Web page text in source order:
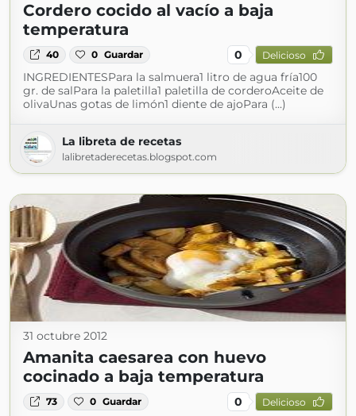
Cordero cocido al vacío a baja
temperatura
40 0 Guardar 0 Delicioso
INGREDIENTESPara la salmuera1 litro de agua fría100
gr. de salPara la paletilla1 paletilla de corderoAceite de
olivaUnas gotas de limón1 diente de ajoPara (...)
La libreta de recetas
lalibretaderecetas.blogspot.com
31 octubre 2012
Amanita caesarea con huevo
cocinado a baja temperatura
73 0 Guardar 0 Delicioso